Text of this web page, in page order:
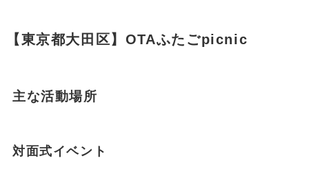
【東京都大田区】OTAふたごpicnic
主な活動場所
対面式イベント